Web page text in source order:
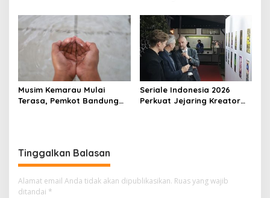
Kembali Dibenahi
Musim Kemarau Mulai
Terasa, Pemkot Bandung
Seriale Indonesia 2026
Perkuat Jejaring Kreator
Tinggalkan Balasan
Alamat email Anda tidak akan dipublikasikan. Ruas yang wajib
ditandai *